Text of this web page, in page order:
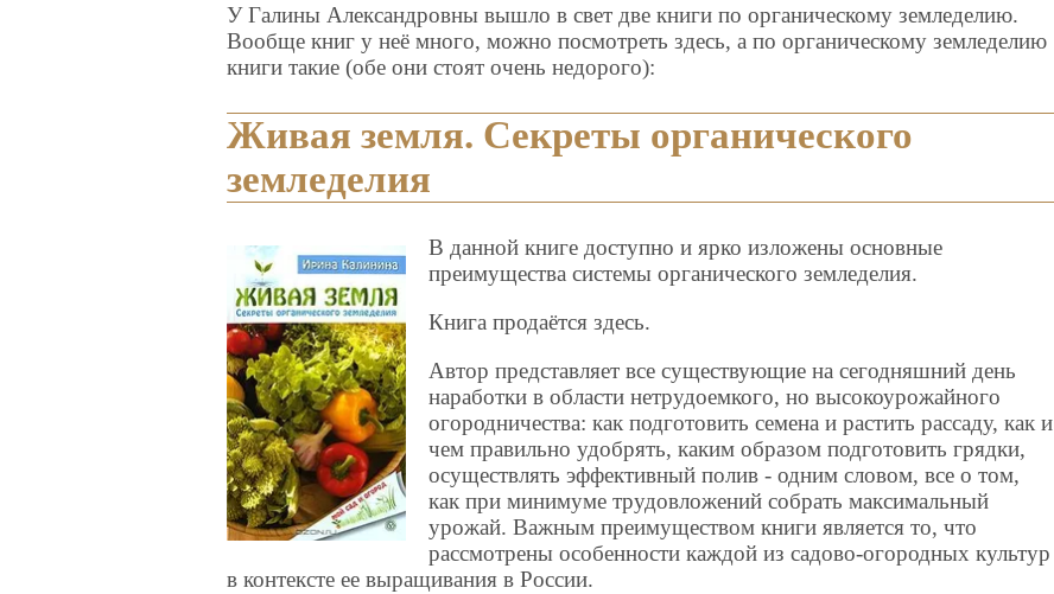
У Галины Александровны вышло в свет две книги по органическому земледелию.
Вообще книг у неё много, можно посмотреть здесь, а по органическому земледелию
книги такие (обе они стоят очень недорого):
Живая земля. Секреты органического
земледелия
В данной книге доступно и ярко изложены основные
преимущества системы органического земледелия.
Книга продаётся здесь.
Автор представляет все существующие на сегодняшний день
наработки в области нетрудоемкого, но высокоурожайного
огородничества: как подготовить семена и растить рассаду, как и
чем правильно удобрять, каким образом подготовить грядки,
осуществлять эффективный полив - одним словом, все о том,
как при минимуме трудовложений собрать максимальный
урожай. Важным преимуществом книги является то, что
рассмотрены особенности каждой из садово-огородных культур
в контексте ее выращивания в России.